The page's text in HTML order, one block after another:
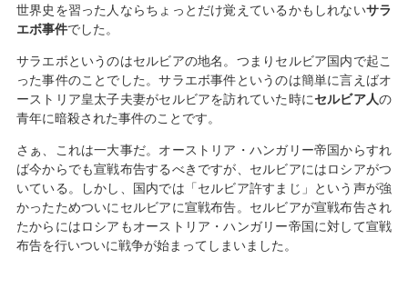
世界史を習った人ならちょっとだけ覚えているかもしれないサラ
エボ事件でした。
サラエボというのはセルビアの地名。つまりセルビア国内で起こ
った事件のことでした。サラエボ事件というのは簡単に言えばオ
ーストリア皇太子夫妻がセルビアを訪れていた時にセルビア人の
青年に暗殺された事件のことです。
さぁ、これは一大事だ。オーストリア・ハンガリー帝国からすれ
ば今からでも宣戦布告するべきですが、セルビアにはロシアがつ
いている。しかし、国内では「セルビア許すまじ」という声が強
かったためついにセルビアに宣戦布告。セルビアが宣戦布告され
たからにはロシアもオーストリア・ハンガリー帝国に対して宣戦
布告を行いついに戦争が始まってしまいました。